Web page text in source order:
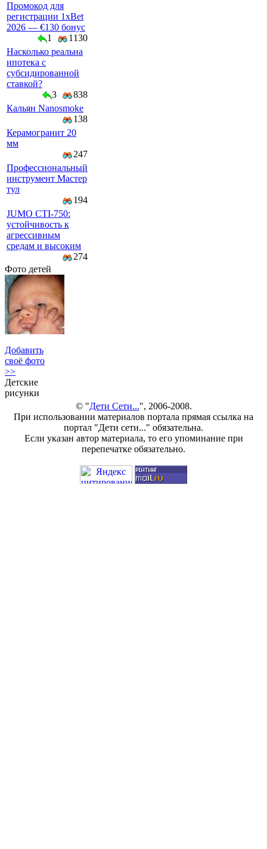
Промокод для
регистрации 1xBet
2026 — €130 бонус
1
1130
Насколько реальна
ипотека с
субсидированной
ставкой?
3
838
Кальян Nanosmoke
138
Керамогранит 20
мм
247
Профессиональный
инструмент Мастер
тул
194
JUMO CTI-750:
устойчивость к
агрессивным
средам и высоким
274
Фото детей
Добавить
своё фото
>>
Детские
рисунки
© "Дети Сети...", 2006-2008.
При использовании материалов портала прямая ссылка на
портал "Дети сети..." обязательна.
Если указан автор материала, то его упоминание при
перепечатке обязательно.